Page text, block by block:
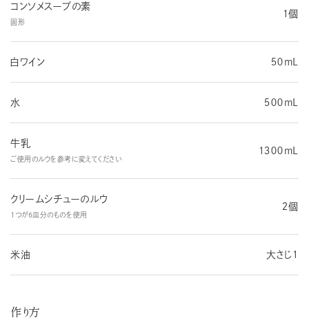
コンソメスープの素
固形
１個
白ワイン ５０mL
水 ５００mL
牛乳
ご使用のルウを参考に変えてください
１３００mL
クリームシチューのルウ
1つが6皿分のものを使用
２個
米油 大さじ１
作り方